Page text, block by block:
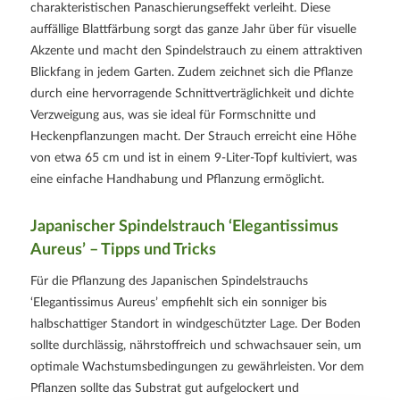
charakteristischen Panaschierungseffekt verleiht. Diese
auffällige Blattfärbung sorgt das ganze Jahr über für visuelle
Akzente und macht den Spindelstrauch zu einem attraktiven
Blickfang in jedem Garten. Zudem zeichnet sich die Pflanze
durch eine hervorragende Schnittverträglichkeit und dichte
Verzweigung aus, was sie ideal für Formschnitte und
Heckenpflanzungen macht. Der Strauch erreicht eine Höhe
von etwa 65 cm und ist in einem 9-Liter-Topf kultiviert, was
eine einfache Handhabung und Pflanzung ermöglicht.
Japanischer Spindelstrauch ‘Elegantissimus
Aureus’ – Tipps und Tricks
Für die Pflanzung des Japanischen Spindelstrauchs
‘Elegantissimus Aureus’ empfiehlt sich ein sonniger bis
halbschattiger Standort in windgeschützter Lage. Der Boden
sollte durchlässig, nährstoffreich und schwachsauer sein, um
optimale Wachstumsbedingungen zu gewährleisten. Vor dem
Pflanzen sollte das Substrat gut aufgelockert und